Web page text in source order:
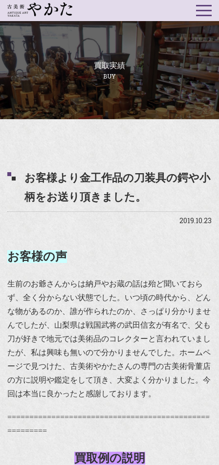
買取実績
BUY
お客様より金工作品の刀装具の鍔や小
柄をお送り頂きました。
2019.10.23
お客様の声
生前のお爺さんからは納戸やお蔵の話は殆ど聞いておら
ず、全く分からない状態でした。いつ頃の時代から、どん
な物があるのか、誰が作られたのか、さっぱり分かりませ
んでしたが、山梨県は戦国武将の武田信玄が有名で、父も
刀が好きで地元では美術品のコレクターと言われていまし
たが、私は興味も無いので分かりませんでした。ホームペ
ージで見つけた、古美術やかたさんの専門の古美術骨董店
の方に説明や鑑定をして頂き、大変よく分かりました。今
回は本当に良かったと感謝しております。
==============================================
=========
買取例の説明